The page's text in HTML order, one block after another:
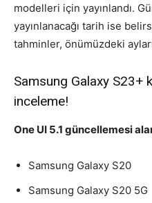
modelleri için yayınlandı.
yayınlanacağı tarih ise
tahminler, önümüzdeki
Samsung Galaxy S23+
inceleme!
One UI 5.1 güncellemesi
Samsung Galaxy S20
Samsung Galaxy S20 5G